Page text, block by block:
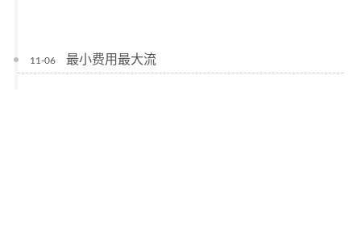
11-06 最小费用最大流